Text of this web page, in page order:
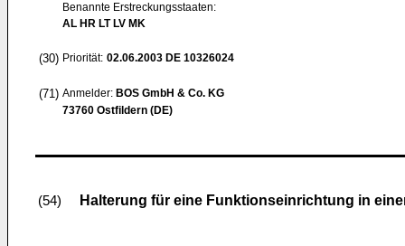
Benannte Erstreckungsstaaten:
AL HR LT LV MK
(30) Priorität: 02.06.2003 DE 10326024
(71) Anmelder: BOS GmbH & Co. KG
73760 Ostfildern (DE)
(54) Halterung für eine Funktionseinrichtung in